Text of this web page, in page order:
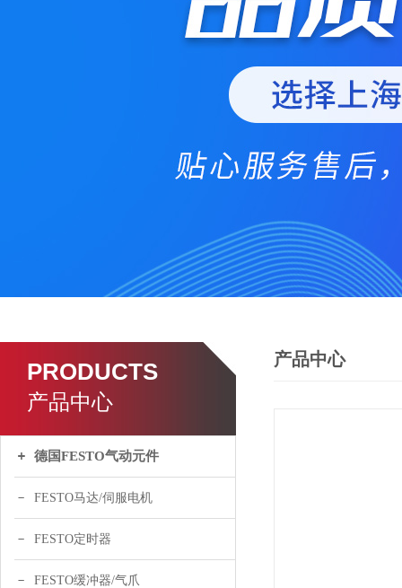
PRODUCTS
产品中心
德国FESTO气动元件
FESTO马达/伺服电机
FESTO定时器
FESTO缓冲器/气爪
产品中心